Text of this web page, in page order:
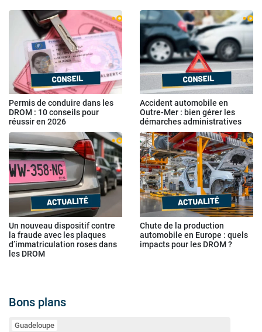
Permis de conduire dans les
DROM : 10 conseils pour
réussir en 2026
Accident automobile en
Outre-Mer : bien gérer les
démarches administratives
Un nouveau dispositif contre
la fraude avec les plaques
d’immatriculation roses dans
les DROM
Chute de la production
automobile en Europe : quels
impacts pour les DROM ?
Bons plans
Guadeloupe